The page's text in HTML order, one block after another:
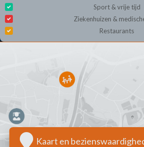
Sport & vrije tijd
Ziekenhuizen &
Restaurants
Kaart en